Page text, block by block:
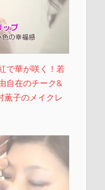
で華が咲く！若
自在のチーク&
薫子のメイクレ